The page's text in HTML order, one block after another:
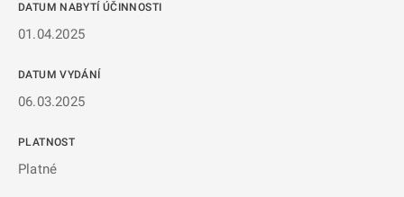
DATUM NABYTÍ ÚČINNOSTI
01.04.2025
DATUM VYDÁNÍ
06.03.2025
PLATNOST
Platné